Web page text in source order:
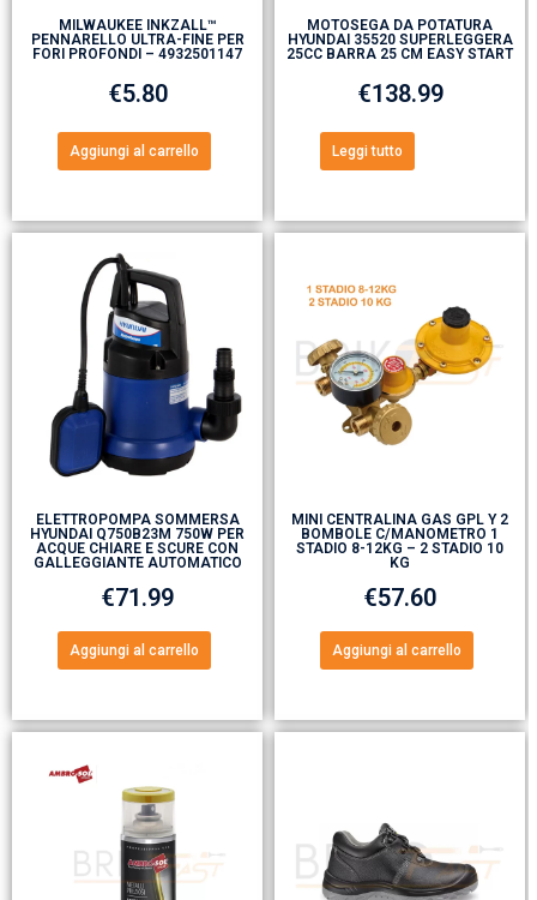
MILWAUKEE INKZALL™
PENNARELLO ULTRA-FINE PER
FORI PROFONDI – 4932501147
€5.80
Aggiungi al carrello
MOTOSEGA DA POTATURA
HYUNDAI 35520 SUPERLEGGERA
25CC BARRA 25 CM EASY START
€138.99
Leggi tutto
ELETTROPOMPA SOMMERSA
HYUNDAI Q750B23M 750W PER
ACQUE CHIARE E SCURE CON
GALLEGGIANTE AUTOMATICO
€71.99
Aggiungi al carrello
MINI CENTRALINA GAS GPL Y 2
BOMBOLE C/MANOMETRO 1
STADIO 8-12KG – 2 STADIO 10
KG
€57.60
Aggiungi al carrello